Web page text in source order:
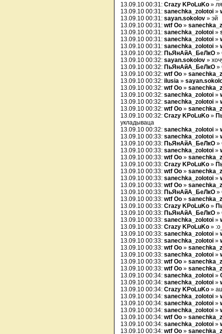
13.09.10 00:31: Crazy KPoLuKo »
13.09.10 00:31: sanechka_zolotoi »
13.09.10 00:31: sayan.sokolov » эй
13.09.10 00:31: wtf Oo »
13.09.10 00:31: sanechka_zolotoi »
13.09.10 00:31: sanechka_zolotoi »
13.09.10 00:31: sanechka_zolotoi »
13.09.10 00:32: ПьЯнАйА_БеЛкО »
13.09.10 00:32: sayan.sokolov »
13.09.10 00:32: ПьЯнАйА_БеЛкО »
13.09.10 00:32: wtf Oo »
13.09.10 00:32: ilusia »
13.09.10 00:32: wtf Oo »
13.09.10 00:32: sanechka_zolotoi »
13.09.10 00:32: sanechka_zolotoi »
13.09.10 00:32: wtf Oo »
13.09.10 00:32: Crazy KPoLuKo »
укладываца
13.09.10 00:32: sanechka_zolotoi »
13.09.10 00:33: sanechka_zolotoi »
13.09.10 00:33: ПьЯнАйА_БеЛкО »
13.09.10 00:33: sanechka_zolotoi »
13.09.10 00:33: wtf Oo »
13.09.10 00:33: Crazy KPoLuKo »
13.09.10 00:33: wtf Oo »
13.09.10 00:33: sanechka_zolotoi »
13.09.10 00:33: wtf Oo »
13.09.10 00:33: ПьЯнАйА_БеЛкО »
13.09.10 00:33: wtf Oo »
13.09.10 00:33: Crazy KPoLuKo »
13.09.10 00:33: ПьЯнАйА_БеЛкО »
13.09.10 00:33: sanechka_zolotoi »
13.09.10 00:33: Crazy KPoLuKo »
13.09.10 00:33: sanechka_zolotoi »
13.09.10 00:33: sanechka_zolotoi »
13.09.10 00:33: wtf Oo »
13.09.10 00:33: sanechka_zolotoi »
13.09.10 00:33: wtf Oo »
13.09.10 00:33: wtf Oo »
13.09.10 00:34: sanechka_zolotoi »
13.09.10 00:34: sanechka_zolotoi »
13.09.10 00:34: Crazy KPoLuKo »
13.09.10 00:34: sanechka_zolotoi »
13.09.10 00:34: sanechka_zolotoi »
13.09.10 00:34: sanechka_zolotoi »
13.09.10 00:34: wtf Oo »
13.09.10 00:34: sanechka_zolotoi »
13.09.10 00:34: wtf Oo »